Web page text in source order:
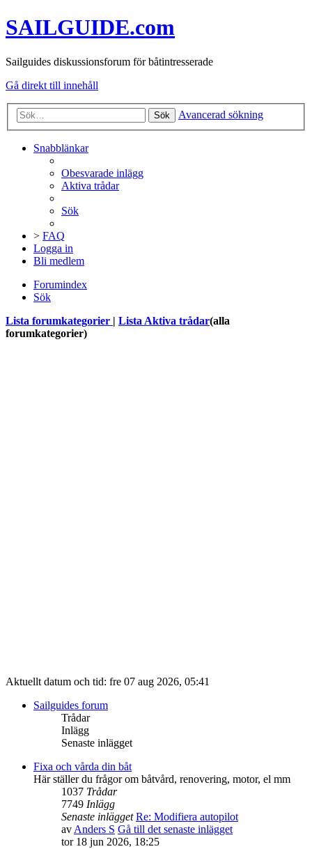
SAILGUIDE.com
Sailguides diskussionsforum för båtintresserade
Gå direkt till innehåll
Sök Avancerad sökning
Snabblänkar
Obesvarade inlägg
Aktiva trådar
Sök
> FAQ
Logga in
Bli medlem
Forumindex
Sök
Lista forumkategorier
Lista Aktiva trådar(alla
forumkategorier)
Aktuellt datum och tid: fre 07 aug 2026, 05:41
Sailguides forum
Trådar
Inlägg
Senaste inlägget
Fixa och vårda din båt
Här ställer du frågor om båtvård, renovering, motor, el mm
1037 Trådar
7749 Inlägg
Senaste inlägget Re: Modifiera autopilot
avAnders S Gå till det senaste inlägget
tor 18 jun 2026, 18:25